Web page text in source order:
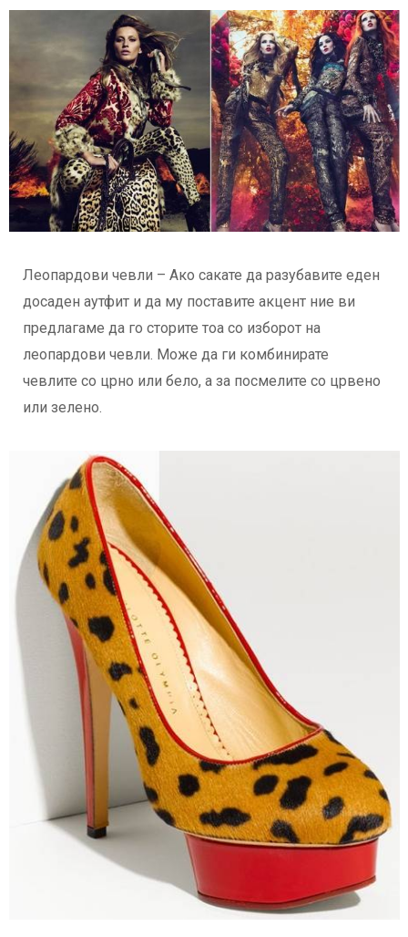
Леопардови чевли – Ако сакате да разубавите еден
досаден аутфит и да му поставите акцент ние ви
предлагаме да го сторите тоа со изборот на
леопардови чевли. Може да ги комбинирате
чевлите со црно или бело, а за посмелите со црвено
или зелено.